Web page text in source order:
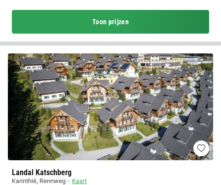
Toon prijzen
Landal Katschberg
Karinthië, Rennweg Kaart